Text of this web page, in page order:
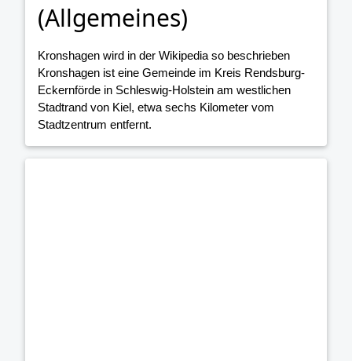
(Allgemeines)
Kronshagen wird in der Wikipedia so beschrieben
Kronshagen ist eine Gemeinde im Kreis Rendsburg-
Eckernförde in Schleswig-Holstein am westlichen
Stadtrand von Kiel, etwa sechs Kilometer vom
Stadtzentrum entfernt.